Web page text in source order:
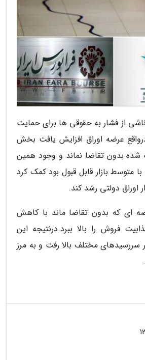
از فشار به حقوقی ها برای حمایت
درواقع عرضه اوراق افزایش یافت بخش
شده بدون تقاضا نماند و وجود همین
متوسط بازار قابل قبول بود کمک کرد
اوراق دولتی رشد کند.
ای که بدون تقاضا ماند با کاهش
فروش را بالا ببرد.درنتیجه این
سررسیدهای مختلف بالا رفت و به مرز